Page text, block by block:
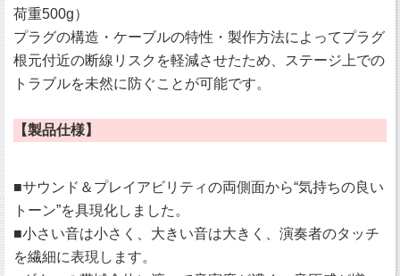
荷重500g）
プラグの構造・ケーブルの特性・製作方法によってプラグ
根元付近の断線リスクを軽減させたため、ステージ上での
トラブルを未然に防ぐことが可能です。
【製品仕様】
■サウンド＆プレイアビリティの両側面から“気持ちの良い
トーン”を具現化しました。
■小さい音は小さく、大きい音は大きく、演奏者のタッチ
を繊細に表現します。